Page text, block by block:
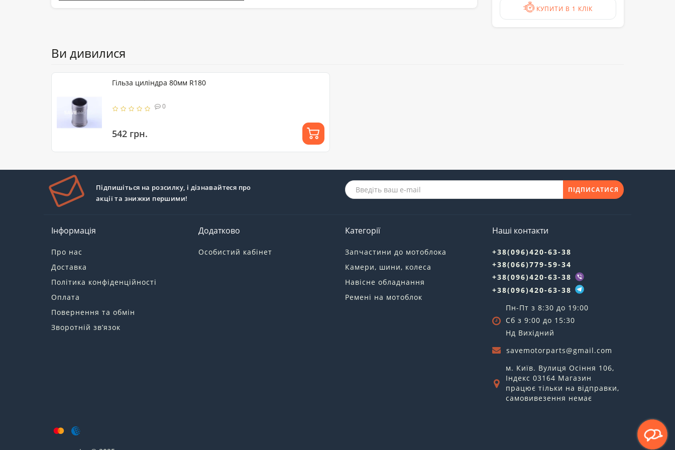
КУПИТИ В 1 КЛІК
Ви дивилися
Гільза циліндра 80мм R180
0
542 грн.
Підпишіться на розсилку, і дізнавайтеся про
акції та знижки першими!
ПІДПИСАТИСЯ
Інформація
Про нас
Доставка
Політика конфіденційності
Оплата
Повернення та обмін
Зворотній зв’язок
Додатково
Особистий кабінет
Категорії
Запчастини до мотоблока
Камери, шини, колеса
Навісне обладнання
Ремені на мотоблок
Наші контакти
+38(096)420-63-38
+38(066)779-59-34
+38(096)420-63-38
+38(096)420-63-38
Пн-Пт з 8:30 до 19:00
Сб з 9:00 до 15:30
Нд Вихідний
savemotorparts@gmail.com
м. Київ. Вулиця Осіння 106,
Індекс 03164 Магазин
працює тільки на відправки,
самовивезення немає